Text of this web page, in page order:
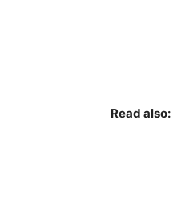
Read also: